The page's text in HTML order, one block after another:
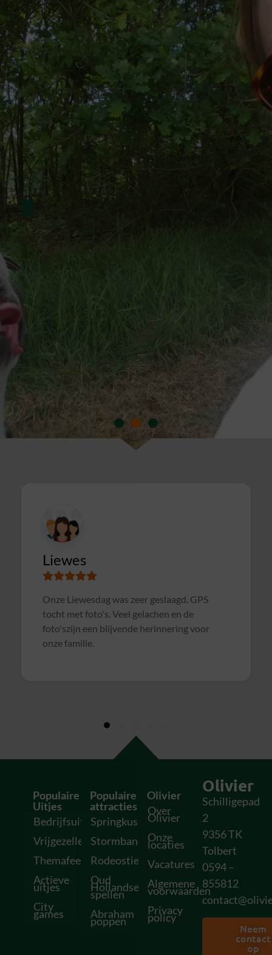
Susanne
Samen met collega's Sterrenslag gedaan.
Alles was goed geregeld, soms wat te druk op
het veld door andere groepen, waardoor het
soms wat rommelig verliep. Maar verder zeer
Populaire
Uitjes
Bedrijfsuitjes
Vrijgezellenfeesten
Themafeesten
Actieve
uitjes
City
games
Populaire
attracties
Springkussens
Stormbanen
Rodeostieren
Oud
Hollandse
spellen
Abraham
poppen
Olivier
Over
Olivier
Onze
locaties
Vacatures
Algemene
voorwaarden
Privacy
policy
Olivier
Schilligepad
2
9356 TK
Tolbert
0594 –
855812
Neem
contact
op